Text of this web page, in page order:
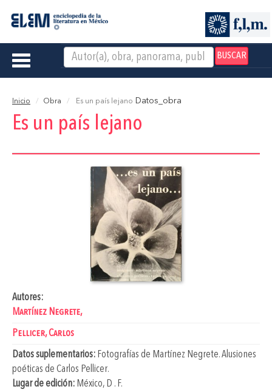
BUSCAR
Toggle
Inicio Obra Es un país lejano Datos_obra
Es un país lejano
Autores:
Martínez Negrete,
Pellicer, Carlos
Datos suplementarios: Fotografías de Martínez Negrete. Alusiones
poéticas de Carlos Pellicer.
Lugar de edición: México, D . F.